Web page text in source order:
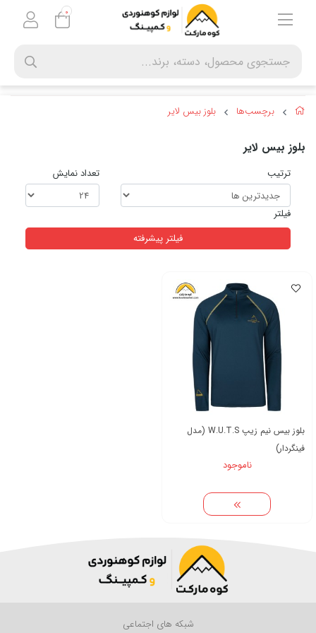
برچسب‌ها بلوز بیس لایر
بلوز بیس لایر
ترتیب تعداد نمایش
فیلتر
فیلتر پیشرفته
بلوز بیس نیم زیپ W.U.T.S (مدل
فینگردار)
ناموجود
شبکه های اجتماعی
0